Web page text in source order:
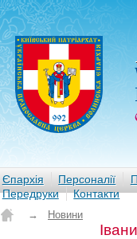
Єпархія Персоналії
Передруки
Контакти
→ Новини